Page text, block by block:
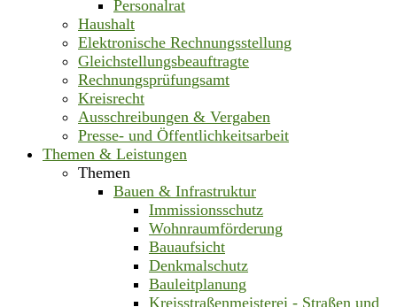
Personalrat
Haushalt
Elektronische Rechnungsstellung
Gleichstellungsbeauftragte
Rechnungsprüfungsamt
Kreisrecht
Ausschreibungen & Vergaben
Presse- und Öffentlichkeitsarbeit
Themen & Leistungen
Themen
Bauen & Infrastruktur
Immissionsschutz
Wohnraumförderung
Bauaufsicht
Denkmalschutz
Bauleitplanung
Kreisstraßenmeisterei - Straßen und